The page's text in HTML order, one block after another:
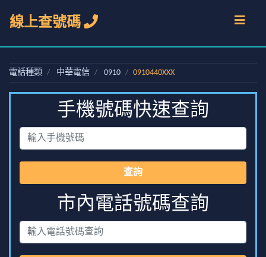
線上查號碼
電話種類 中華電信 0910 0910440XXX
手機號碼快速查詢
查詢
市內電話號碼查詢